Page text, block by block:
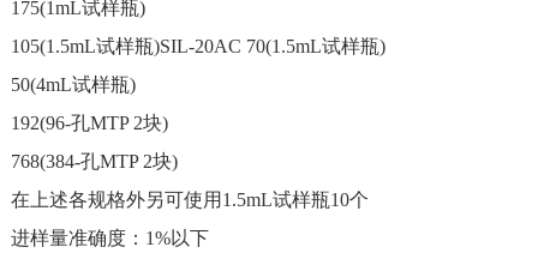
175(1mL试样瓶)
105(1.5mL试样瓶)SIL-20AC 70(1.5mL试样瓶)
50(4mL试样瓶)
192(96-孔MTP 2块)
768(384-孔MTP 2块)
在上述各规格外另可使用1.5mL试样瓶10个
进样量准确度：1%以下